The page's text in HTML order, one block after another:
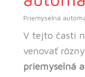
Priemyselná
V tejto časti
venovať
priemyselná